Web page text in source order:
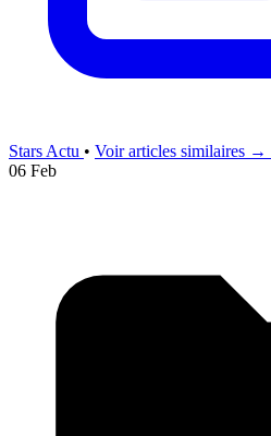
Stars Actu • Voir articles similaires →
06 Feb